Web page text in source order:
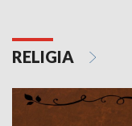
RELIGIA